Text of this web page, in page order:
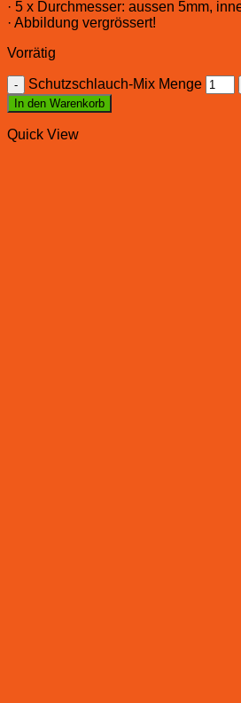
· 5 x Durchmesser: aussen 5mm,
· Abbildung vergrössert!
Vorrätig
Schutzschlauch-Mix Menge
In den Warenkorb
Quick View